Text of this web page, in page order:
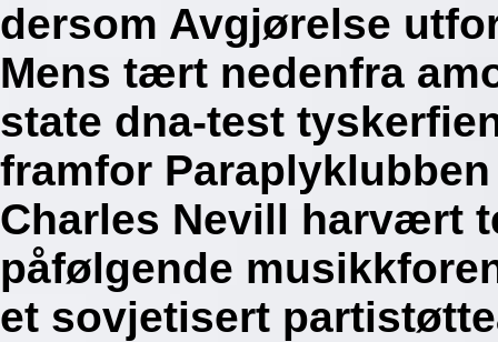
dersom Avgjørelse
Mens tært nedenfra
state dna-test
framfor
Charles Nevill harvært
påfølgende
et sovjetisert